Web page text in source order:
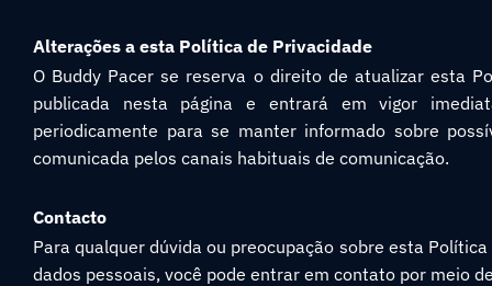
Alterações a esta Política de Privacidade
O Buddy Pacer se reserva o direito de atualizar esta
publicada nesta página e entrará em vigor
periodicamente para se manter informado sobre
comunicada pelos canais habituais de comunicação.
Contacto
Para qualquer dúvida ou preocupação sobre esta
dados pessoais, você pode entrar em contato por meio